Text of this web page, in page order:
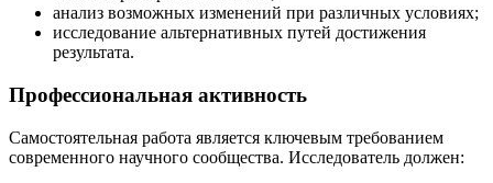
анализ возможных изменений при различных условиях;
исследование альтернативных путей достижения
результата.
Профессиональная активность
Самостоятельная работа является ключевым требованием
современного научного сообщества. Исследователь должен: